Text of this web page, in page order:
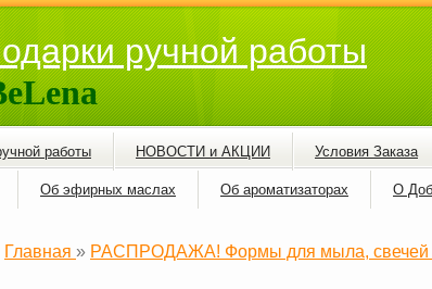
ручной работы
работы НОВОСТИ и АКЦИИ Условия Заказа
Об эфирных маслах Об ароматизаторах О
Главная » РАСПРОДАЖА! Формы для мыла, свечей